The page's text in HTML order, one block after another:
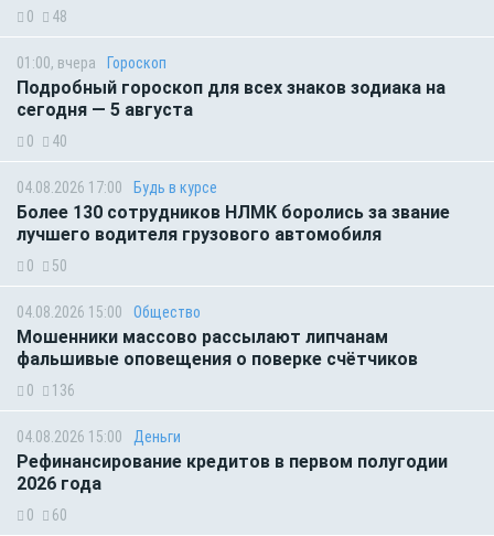
0 48
01:00, вчера Гороскоп
Подробный гороскоп для всех знаков зодиака на
сегодня — 5 августа
0 40
04.08.2026 17:00 Будь в курсе
Более 130 сотрудников НЛМК боролись за звание
лучшего водителя грузового автомобиля
0 50
04.08.2026 15:00 Общество
Мошенники массово рассылают липчанам
фальшивые оповещения о поверке счётчиков
0 136
04.08.2026 15:00 Деньги
Рефинансирование кредитов в первом полугодии
2026 года
0 60